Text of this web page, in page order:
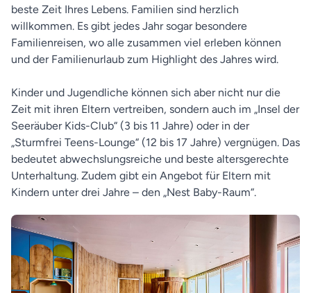
beste Zeit Ihres Lebens. Familien sind herzlich
willkommen. Es gibt jedes Jahr sogar besondere
Familienreisen, wo alle zusammen viel erleben können
und der Familienurlaub zum Highlight des Jahres wird.
Kinder und Jugendliche können sich aber nicht nur die
Zeit mit ihren Eltern vertreiben, sondern auch im „Insel der
Seeräuber Kids-Club“ (3 bis 11 Jahre) oder in der
„Sturmfrei Teens-Lounge“ (12 bis 17 Jahre) vergnügen. Das
bedeutet abwechslungsreiche und beste altersgerechte
Unterhaltung. Zudem gibt ein Angebot für Eltern mit
Kindern unter drei Jahre – den „Nest Baby-Raum“.